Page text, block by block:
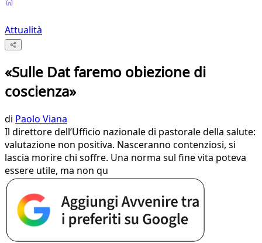
Attualità
«Sulle Dat faremo obiezione di
coscienza»
di Paolo Viana
Il direttore dell’Ufficio nazionale di pastorale della salute:
valutazione non positiva. Nasceranno contenziosi, si
lascia morire chi soffre. Una norma sul fine vita poteva
essere utile, ma non qu